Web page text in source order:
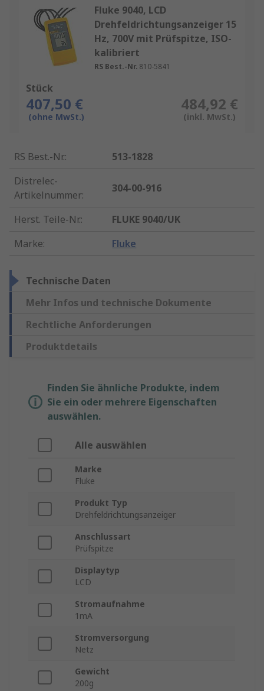
Fluke 9040, LCD
Drehfeldrichtungsanzeiger 15
Hz, 700V mit Prüfspitze, ISO-
kalibriert
RS Best.-Nr. 810-5841
Stück
407,50 €
(ohne MwSt.)
484,92 €
(inkl. MwSt.)
RS Best.-Nr.:
513-1828
Distrelec-
Artikelnummer:
304-00-916
Herst. Teile-Nr.:
FLUKE 9040/UK
Marke: Fluke
Technische Daten
Mehr Infos und technische Dokumente
Rechtliche Anforderungen
Produktdetails
Finden Sie ähnliche Produkte, indem
Sie ein oder mehrere Eigenschaften
auswählen.
Alle auswählen
Marke
Fluke
Produkt Typ
Drehfeldrichtungsanzeiger
Anschlussart
Prüfspitze
Displaytyp
LCD
Stromaufnahme
1mA
Stromversorgung
Netz
Gewicht
200g